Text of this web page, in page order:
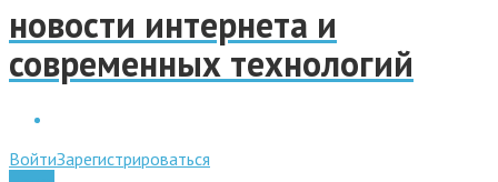
новости интернета и
современных технологий
ВойтиЗарегистрироваться